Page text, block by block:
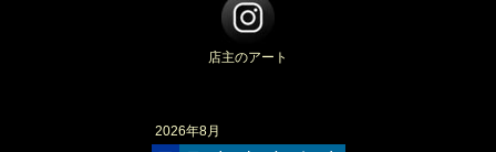
店主のアート
2026年8月